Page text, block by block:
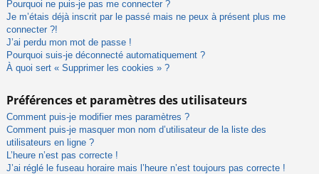
Pourquoi ne puis-je pas me connecter ?
Je m’étais déjà inscrit par le passé mais ne peux à présent plus me
connecter ?!
J’ai perdu mon mot de passe !
Pourquoi suis-je déconnecté automatiquement ?
À quoi sert « Supprimer les cookies » ?
Préférences et paramètres des utilisateurs
Comment puis-je modifier mes paramètres ?
Comment puis-je masquer mon nom d’utilisateur de la liste des
utilisateurs en ligne ?
L’heure n’est pas correcte !
J’ai réglé le fuseau horaire mais l’heure n’est toujours pas correcte !